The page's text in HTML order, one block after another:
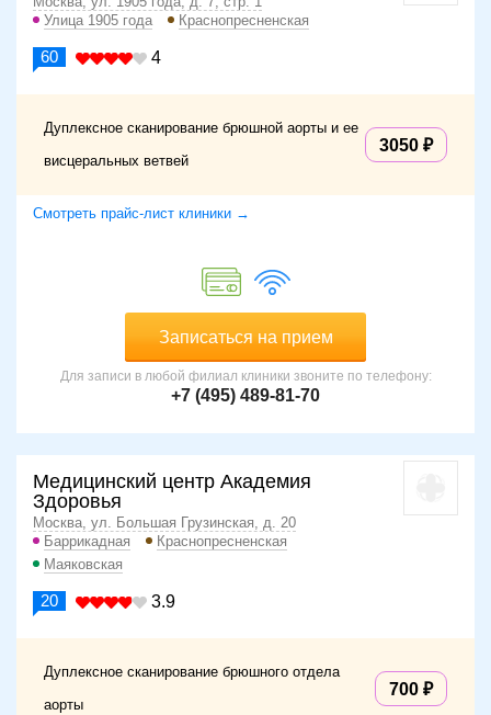
Улица 1905 года
Краснопресненская
60 4
Дуплексное сканирование брюшной аорты и ее
висцеральных ветвей
3050
Смотреть прайс-лист клиники →
Записаться на прием
Для записи в любой филиал клиники звоните по телефону:
+7 (495) 489-81-70
Медицинский центр Академия
Здоровья
Москва, ул. Большая Грузинская, д. 20
Баррикадная
Краснопресненская
Маяковская
20 3.9
Дуплексное сканирование брюшного отдела
аорты
700